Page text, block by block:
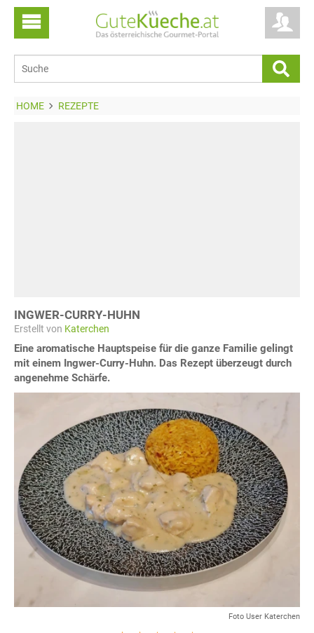
HOME REZEPTE
INGWER-CURRY-HUHN
Erstellt von Katerchen
Eine aromatische Hauptspeise für die ganze Familie gelingt
mit einem Ingwer-Curry-Huhn. Das Rezept überzeugt durch
angenehme Schärfe.
Foto User Katerchen